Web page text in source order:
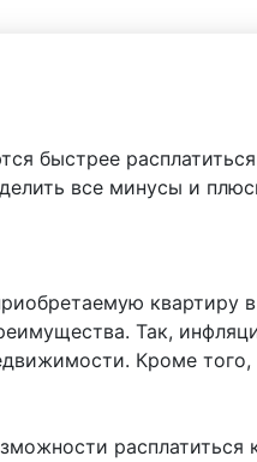
быстрее
все минусы и
квартиру
Так,
Кроме